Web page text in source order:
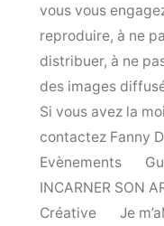
vous vous
reproduire, à ne
distribuer, à ne
des images
Si vous avez la
contactez Fanny
Evènements
INCARNER SON
Créative
Je